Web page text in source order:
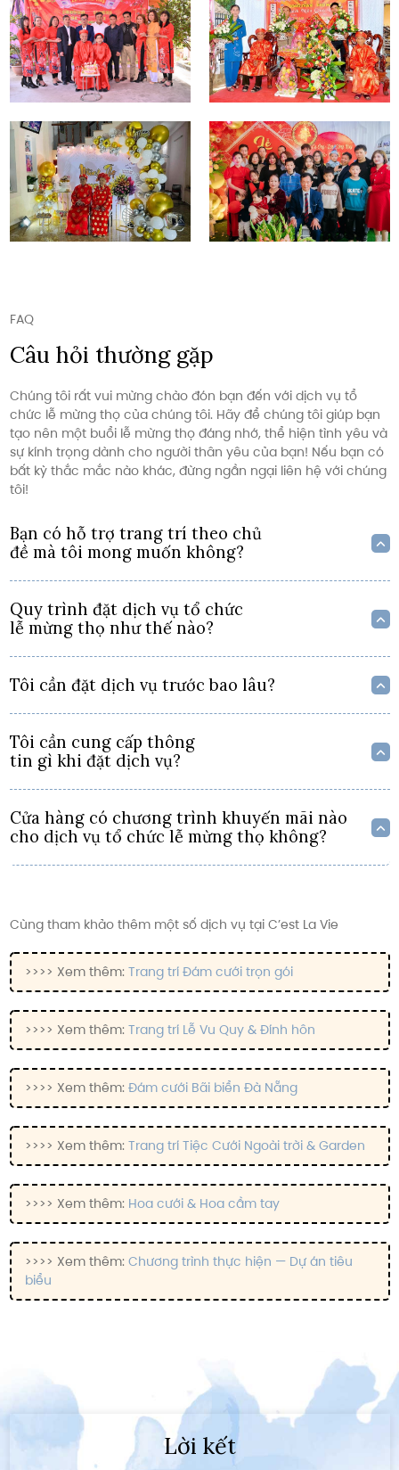
FAQ
Câu hỏi thường gặp
Chúng tôi rất vui mừng chào đón bạn đến với dịch vụ tổ
chức lễ mừng thọ của chúng tôi. Hãy để chúng tôi giúp bạn
tạo nên một buổi lễ mừng thọ đáng nhớ, thể hiện tình yêu và
sự kính trọng dành cho người thân yêu của bạn! Nếu bạn có
bất kỳ thắc mắc nào khác, đừng ngần ngại liên hệ với chúng
tôi!
Bạn có hỗ trợ trang trí theo chủ
đề mà tôi mong muốn không?
Quy trình đặt dịch vụ tổ chức
lễ mừng thọ như thế nào?
Tôi cần đặt dịch vụ trước bao lâu?
Tôi cần cung cấp thông
tin gì khi đặt dịch vụ?
Cửa hàng có chương trình khuyến mãi nào
cho dịch vụ tổ chức lễ mừng thọ không?
Cùng tham khảo thêm một số dịch vụ tại C’est La Vie
>>>> Xem thêm: Trang trí Đám cưới trọn gói
>>>> Xem thêm: Trang trí Lễ Vu Quy & Đính hôn
>>>> Xem thêm: Đám cưới Bãi biển Đà Nẵng
>>>> Xem thêm: Trang trí Tiệc Cưới Ngoài trời & Garden
>>>> Xem thêm: Hoa cưới & Hoa cầm tay
>>>> Xem thêm: Chương trình thực hiện — Dự án tiêu
biểu
Lời kết